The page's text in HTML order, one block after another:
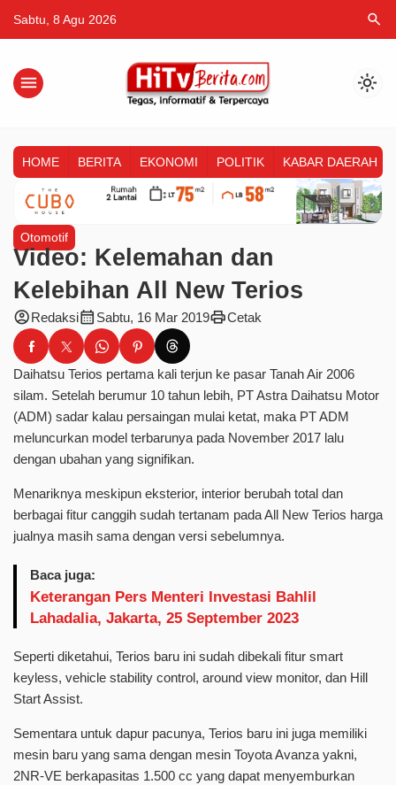
Sabtu, 8 Agu 2026 search
menu light_mode
HOME BERITA EKONOMI POLITIK KABAR DAERAH
Otomotif
Video: Kelemahan dan
Kelebihan All New Terios
account_circleRedaksicalendar_month Sabtu, 16 Mar 2019printCetak
Daihatsu Terios pertama kali terjun ke pasar Tanah Air 2006
silam. Setelah berumur 10 tahun lebih, PT Astra Daihatsu Motor
(ADM) sadar kalau persaingan mulai ketat, maka PT ADM
meluncurkan model terbarunya pada November 2017 lalu
dengan ubahan yang signifikan.
Menariknya meskipun eksterior, interior berubah total dan
berbagai fitur canggih sudah tertanam pada All New Terios harga
jualnya masih sama dengan versi sebelumnya.
Baca juga:
Keterangan Pers Menteri Investasi Bahlil
Lahadalia, Jakarta, 25 September 2023
Seperti diketahui, Terios baru ini sudah dibekali fitur smart
keyless, vehicle stability control, around view monitor, dan Hill
Start Assist.
Sementara untuk dapur pacunya, Terios baru ini juga memiliki
mesin baru yang sama dengan mesin Toyota Avanza yakni,
2NR-VE berkapasitas 1.500 cc yang dapat menyemburkan